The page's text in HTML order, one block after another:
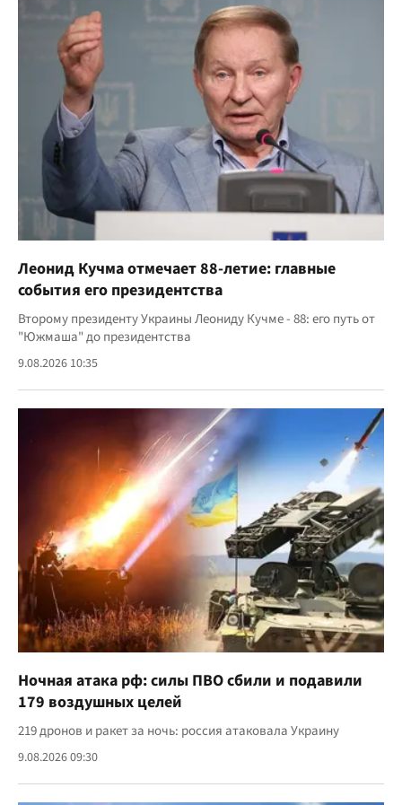
Леонид Кучма отмечает 88-летие: главные
события его президентства
Второму президенту Украины Леониду Кучме - 88: его путь от
"Южмаша" до президентства
9.08.2026 10:35
Ночная атака рф: силы ПВО сбили и подавили
179 воздушных целей
219 дронов и ракет за ночь: россия атаковала Украину
9.08.2026 09:30